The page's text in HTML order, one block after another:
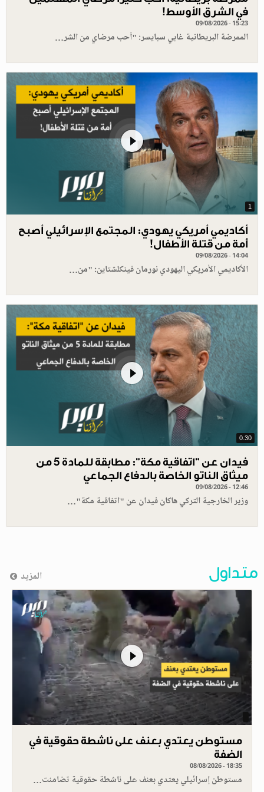
في الشرق الأوسط!
09/08/2026 - 15:23
الممرضة البريطانية غابي سبايسر: "أحب مرضاي من الشر…
1
أكاديمي أمريكي يهودي: المجتمع الإسرائيلي أصبح
أمة من قتلة الأطفال!
09/08/2026 - 14:04
الأكاديمي الأمريكي اليهودي نورمان فينكلشتاين: "من…
0.30
فيدان عن "اتفاقية مكة": مطابقة للمادة 5 من
ميثاق الناتو الخاصة بالدفاع الجماعي
09/08/2026 - 12:46
وزير الخارجية التركي هاكان فيدان عن "اتفاقية مكة"…
متداول المزيد
مستوطن يعتدي بعنف على ناشطة حقوقية في
الضفة
08/08/2026 - 18:35
مستوطن إسرائيلي يعتدي بعنف على ناشطة حقوقية تضامنت…